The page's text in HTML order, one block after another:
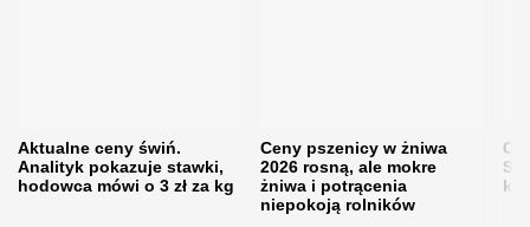
Aktualne ceny świń.
Analityk pokazuje stawki,
hodowca mówi o 3 zł za kg
Ceny pszenicy w żniwa
2026 rosną, ale mokre
żniwa i potrącenia
niepokoją rolników